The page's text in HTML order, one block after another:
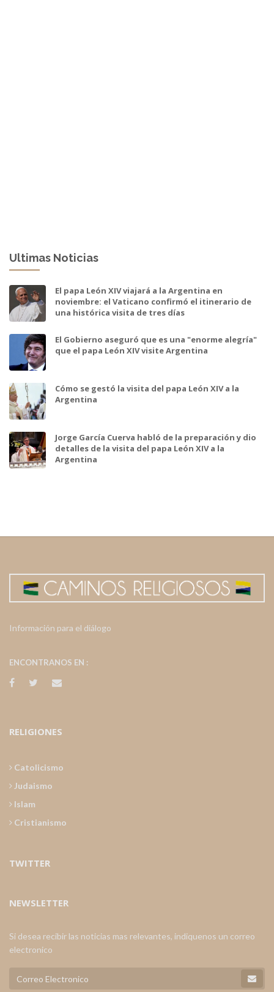
Ultimas Noticias
El papa León XIV viajará a la Argentina en
noviembre: el Vaticano confirmó el itinerario de
una histórica visita de tres días
El Gobierno aseguró que es una "enorme alegría"
que el papa León XIV visite Argentina
Cómo se gestó la visita del papa León XIV a la
Argentina
Jorge García Cuerva habló de la preparación y dio
detalles de la visita del papa León XIV a la
Argentina
Información para el diálogo
ENCONTRANOS EN :
RELIGIONES
Catolicismo
Judaismo
Islam
Cristianismo
TWITTER
NEWSLETTER
Si desea recibir las noticias mas relevantes, indiquenos un correo
electronico